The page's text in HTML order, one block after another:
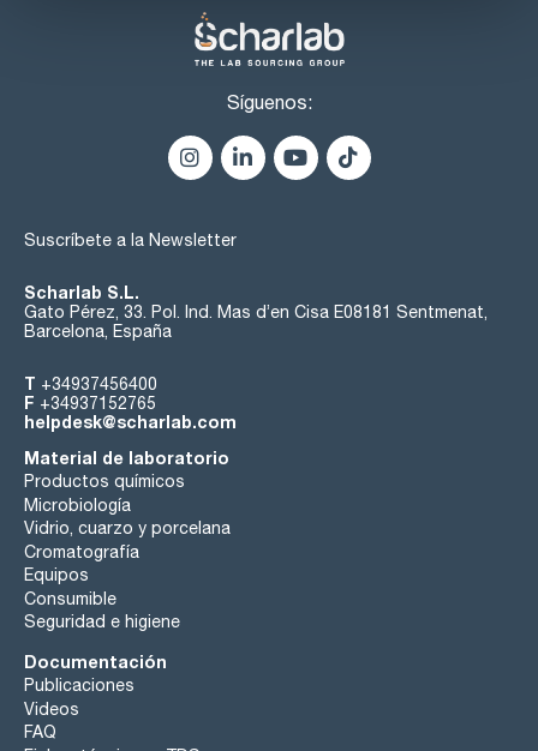
Síguenos:
Suscríbete a la Newsletter
Scharlab S.L.
Gato Pérez, 33. Pol. Ind. Mas d’en Cisa E08181 Sentmenat,
Barcelona, España
T +34937456400
F +34937152765
helpdesk@scharlab.com
Material de laboratorio
Productos químicos
Microbiología
Vidrio, cuarzo y porcelana
Cromatografía
Equipos
Consumible
Seguridad e higiene
Documentación
Publicaciones
Videos
FAQ